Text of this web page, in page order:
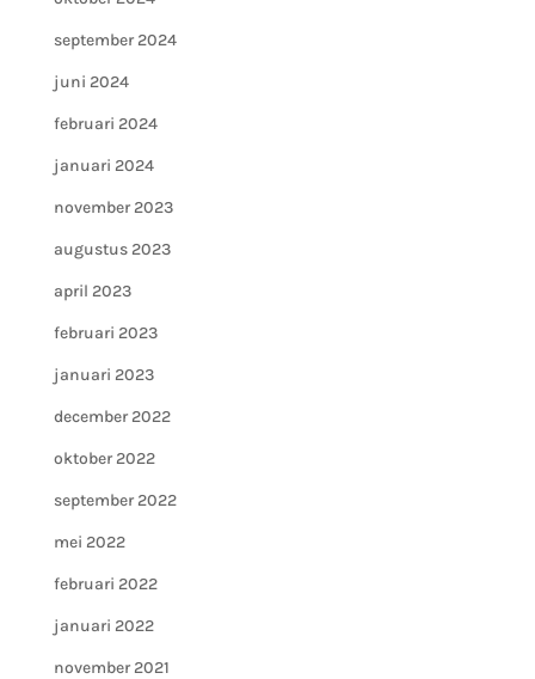
september 2024
juni 2024
februari 2024
januari 2024
november 2023
augustus 2023
april 2023
februari 2023
januari 2023
december 2022
oktober 2022
september 2022
mei 2022
februari 2022
januari 2022
november 2021